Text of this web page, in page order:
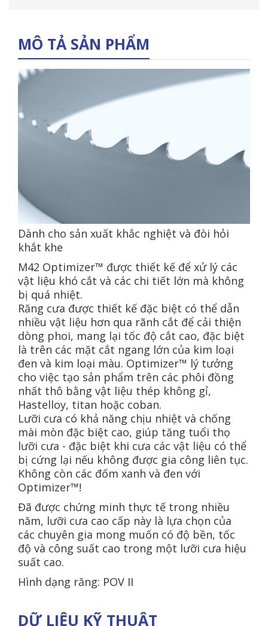
MÔ TẢ SẢN PHẨM
Dành cho sản xuất khắc nghiệt và đòi hỏi
khắt khe
M42 Optimizer™ được thiết kế để xử lý các
vật liệu khó cắt và các chi tiết lớn mà không
bị quá nhiệt.
Răng cưa được thiết kế đặc biệt có thể dẫn
nhiều vật liệu hơn qua rãnh cắt để cải thiện
dòng phoi, mang lại tốc độ cắt cao, đặc biệt
là trên các mặt cắt ngang lớn của kim loại
đen và kim loại màu. Optimizer™ lý tưởng
cho việc tạo sản phẩm trên các phôi đồng
nhất thô bằng vật liệu thép không gỉ,
Hastelloy, titan hoặc coban.
Lưỡi cưa có khả năng chịu nhiệt và chống
mài mòn đặc biệt cao, giúp tăng tuổi thọ
lưỡi cưa - đặc biệt khi cưa các vật liệu có thể
bị cứng lại nếu không được gia công liên tục.
Không còn các đốm xanh và đen với
Optimizer™!
Đã được chứng minh thực tế trong nhiều
năm, lưỡi cưa cao cấp này là lựa chọn của
các chuyên gia mong muốn có độ bền, tốc
độ và công suất cao trong một lưỡi cưa hiệu
suất cao.
Hình dạng răng: POV II
DỮ LIỆU KỸ THUẬT